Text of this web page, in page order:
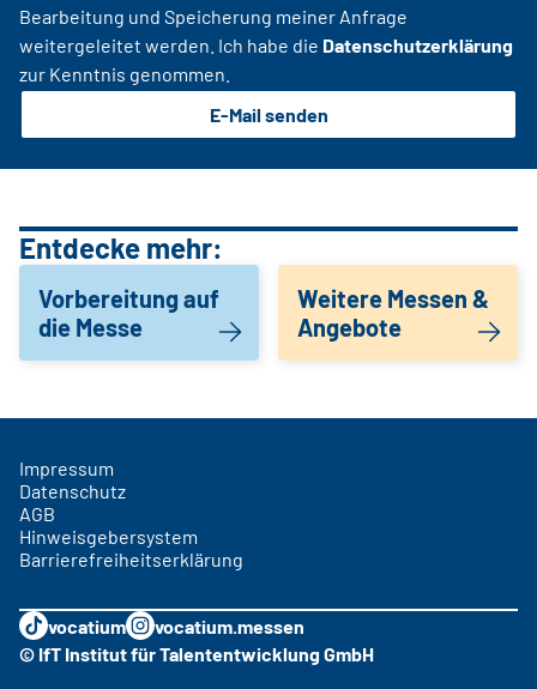
Bearbeitung und Speicherung meiner Anfrage
weitergeleitet werden. Ich habe die Datenschutzerklärung
zur Kenntnis genommen.
E-Mail senden
Entdecke mehr:
Vorbereitung auf
die Messe
Weitere Messen &
Angebote
Impressum
Datenschutz
AGB
Hinweisgebersystem
Barrierefreiheitserklärung
vocatium
vocatium.messen
© IfT Institut für Talententwicklung GmbH